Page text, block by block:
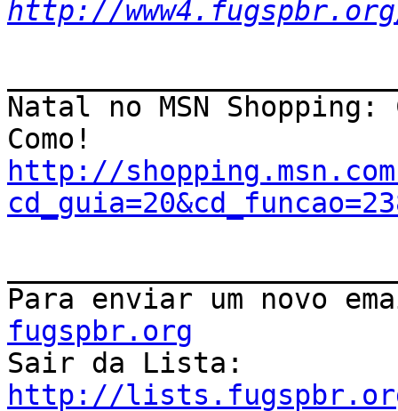
http://
Natal no MSN Shopping:
http://
Para enviar um novo
fugspbr.org
http://